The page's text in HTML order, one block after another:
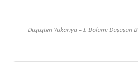
Düşüşten Yukarıya – I. Bölüm: Düşüşün